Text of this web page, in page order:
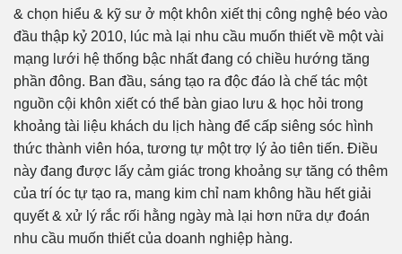
& chọn hiểu & kỹ sư ở một khôn xiết thị công nghệ béo vào
đầu thập kỷ 2010, lúc mà lại nhu cầu muốn thiết về một vài
mạng lưới hệ thống bậc nhất đang có chiều hướng tăng
phần đông. Ban đầu, sáng tạo ra độc đáo là chế tác một
nguồn cội khôn xiết có thể bàn giao lưu & học hỏi trong
khoảng tài liệu khách du lịch hàng để cấp siêng sóc hình
thức thành viên hóa, tương tự một trợ lý ảo tiên tiến. Điều
này đang được lấy cảm giác trong khoảng sự tăng có thêm
của trí óc tự tạo ra, mang kim chỉ nam không hầu hết giải
quyết & xử lý rắc rối hằng ngày mà lại hơn nữa dự đoán
nhu cầu muốn thiết của doanh nghiệp hàng.